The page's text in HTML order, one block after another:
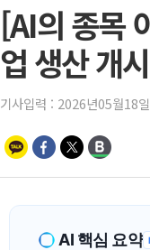
[AI의 종목
업 생산 개시
기사입력 : 2026년05월18
AI 핵심 요약